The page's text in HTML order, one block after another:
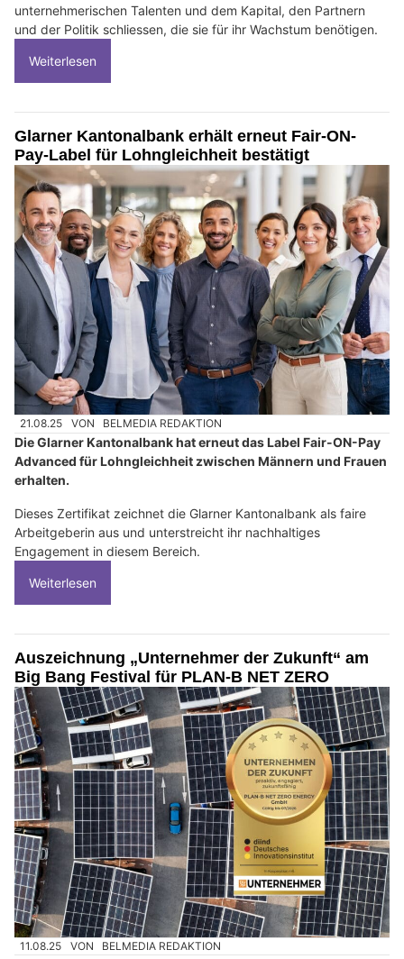
unternehmerischen Talenten und dem Kapital, den Partnern
und der Politik schliessen, die sie für ihr Wachstum benötigen.
Weiterlesen
Glarner Kantonalbank erhält erneut Fair-ON-
Pay-Label für Lohngleichheit bestätigt
21.08.25 VON BELMEDIA REDAKTION
Die Glarner Kantonalbank hat erneut das Label Fair-ON-Pay
Advanced für Lohngleichheit zwischen Männern und Frauen
erhalten.
Dieses Zertifikat zeichnet die Glarner Kantonalbank als faire
Arbeitgeberin aus und unterstreicht ihr nachhaltiges
Engagement in diesem Bereich.
Weiterlesen
Auszeichnung „Unternehmer der Zukunft“ am
Big Bang Festival für PLAN‑B NET ZERO
11.08.25 VON BELMEDIA REDAKTION